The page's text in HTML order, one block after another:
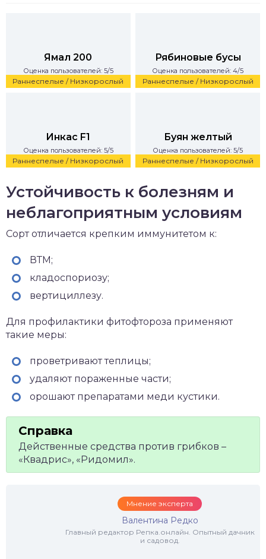
Раннеспелые / Низкорослый
Ямал 200
Оценка пользователей: 5/5
Раннеспелые / Низкорослый
Рябиновые бусы
Оценка пользователей: 4/5
Раннеспелые / Низкорослый
Инкас F1
Оценка пользователей: 5/5
Раннеспелые / Низкорослый
Буян желтый
Оценка пользователей: 5/5
Устойчивость к болезням и
неблагоприятным условиям
Сорт отличается крепким иммунитетом к:
ВТМ;
кладоспориозу;
вертициллезу.
Для профилактики фитофтороза применяют
такие меры:
проветривают теплицы;
удаляют пораженные части;
орошают препаратами меди кустики.
Действенные средства против грибков –
«Квадрис», «Ридомил».
Мнение эксперта
Валентина Редко
Главный редактор Репка.онлайн. Опытный дачник
и садовод.